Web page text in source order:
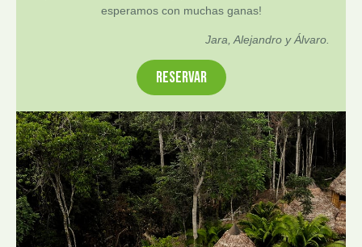
esperamos con muchas ganas!
Jara, Alejandro y Álvaro.
RESERVAR